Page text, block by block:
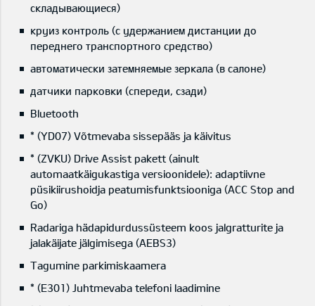
складывающиеся)
круиз контроль (с удержанием дистанции до
переднего транспортного средство)
автоматически затемняемые зеркала (в салоне)
датчики парковки (спереди, сзади)
Bluetooth
* (YD07) Võtmevaba sissepääs ja käivitus
* (ZVKU) Drive Assist pakett (ainult
automaatkäigukastiga versioonidele): adaptiivne
püsikiirushoidja peatumisfunktsiooniga (ACC Stop and
Go)
Radariga hädapidurdussüsteem koos jalgratturite ja
jalakäijate jälgimisega (AEBS3)
Tagumine parkimiskaamera
* (E301) Juhtmevaba telefoni laadimine